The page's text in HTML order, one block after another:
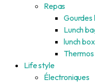
Repas
Gourdes
Lunch
lunch
Life style
Électroniques